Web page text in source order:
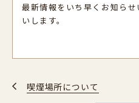
最新情報をいち早くお知ら
いします。
喫煙場所について